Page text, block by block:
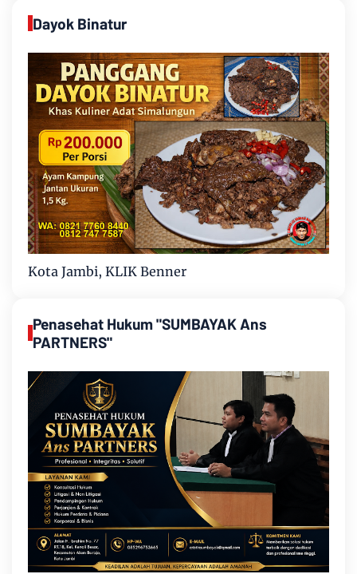
Dayok Binatur
Kota Jambi, KLIK Benner
Penasehat Hukum "SUMBAYAK Ans
PARTNERS"